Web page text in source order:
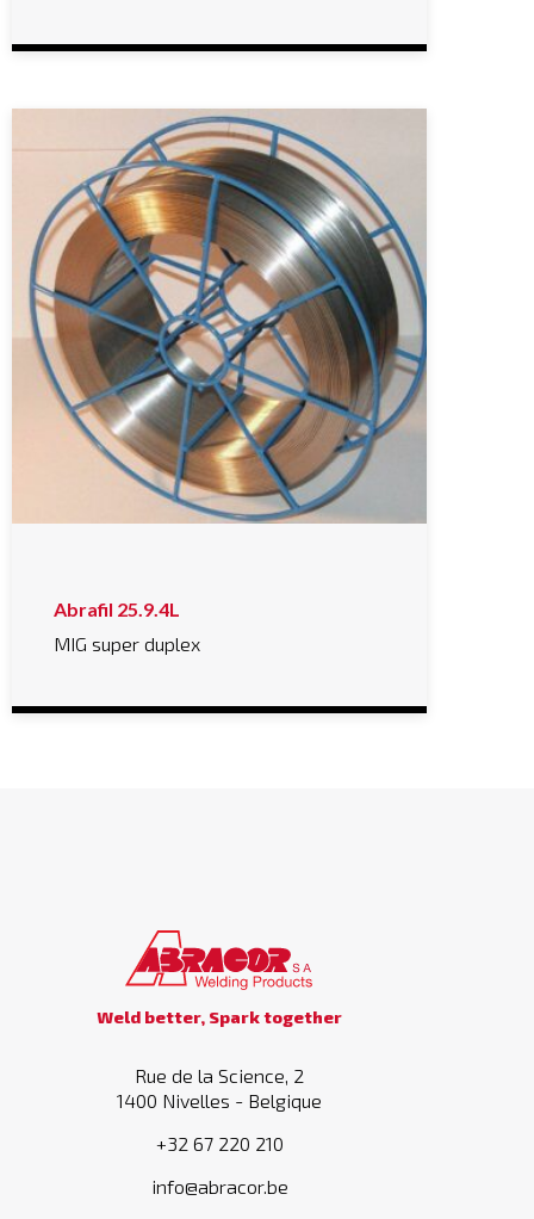
Abrafil 25.9.4L
MIG super duplex
Weld better, Spark together
Rue de la Science, 2
1400 Nivelles - Belgique
+32 67 220 210
info@abracor.be